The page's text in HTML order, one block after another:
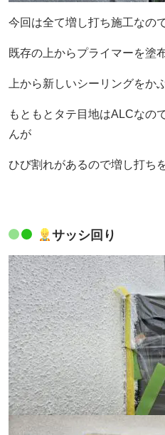
今回は全て増し打ち施工なの
既存の上からプライマーを塗
上から新しいシーリングをか
もともとタテ目地はALCなの
んが
ひび割れがあるので増し打ち
サッシ回り